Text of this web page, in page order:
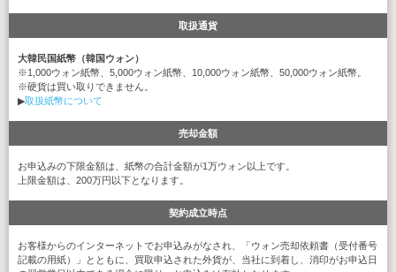
取扱通貨
大韓民国紙幣（韓国ウォン）
※1,000ウォン紙幣、5,000ウォン紙幣、10,000ウォン紙幣、50,000ウォン紙幣。
※硬貨は買い取りできません。
▶取扱紙幣について
売却金額
お申込みの下限金額は、紙幣の合計金額が1万ウォン以上です。
上限金額は、200万円以下となります。
契約成立時点
お客様からのインターネットでお申込みがなされ、「ウォン売却依頼書（受付番号
記載の用紙）」とともに、買取申込された外貨が、当社に到着し、消印がお申込日